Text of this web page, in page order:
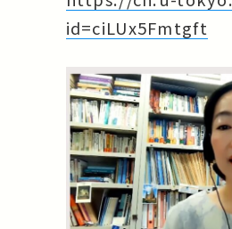
id=ciLUx5Fmtgft